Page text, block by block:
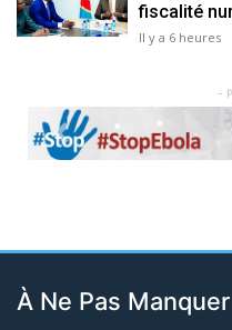
fiscalité
Il y a 6 heures
-
Previous
À Ne Pas Manquer